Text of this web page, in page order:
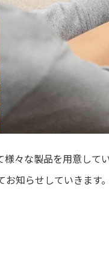
々な製品を用意してい
知らせしていきます。